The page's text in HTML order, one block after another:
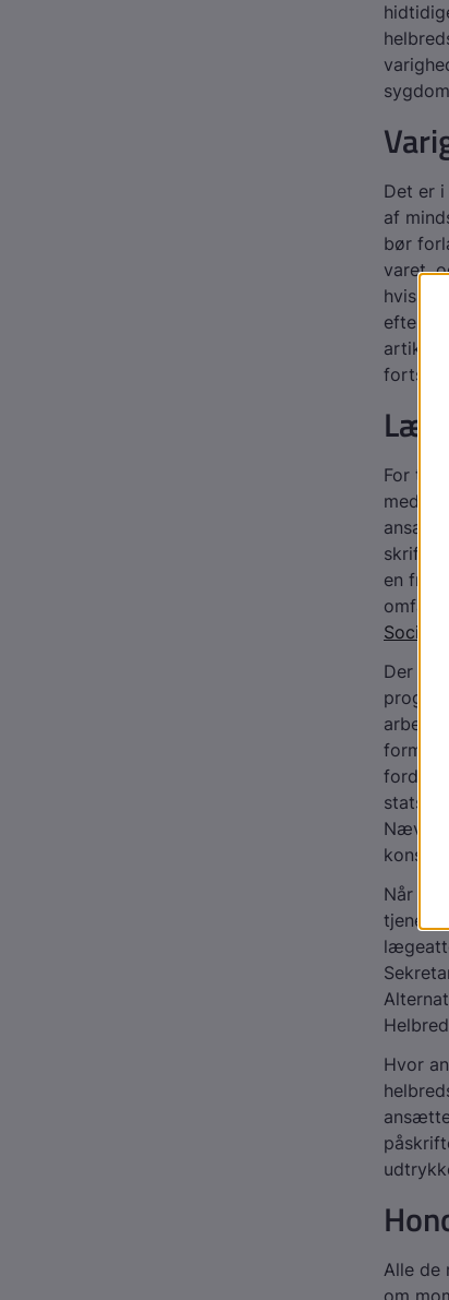
Det er
af
bør
varet,
hvis
efter
artiklen
For
en fri
Der
form af
fordel
Nævnet
Når
Hvor
Alle de
om